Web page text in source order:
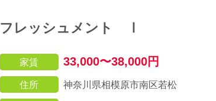
フレッシュメント Ⅰ
家賃 33,000〜38,000円
住所 神奈川県相模原市南区若松